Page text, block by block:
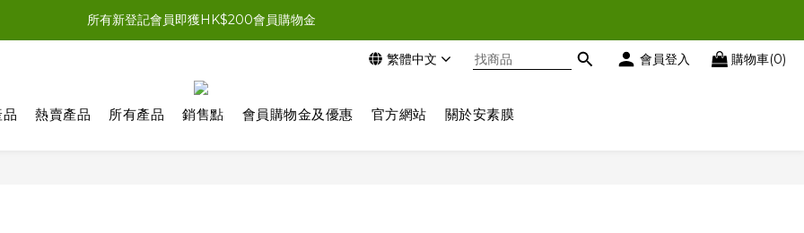
結帳時輸入優惠碼「NEWJOIN100」首單滿＄200 即享HK$100即時扣減優惠
所有新登記會員即獲HK$200會員購物金
結帳時輸入優惠碼「NEWJOIN100」首單滿＄200 即享HK$100即時扣減優惠
繁體中文 會員登入 購物車(0)
熱賣產品 所有產品 銷售點 會員購物金及優惠 官方網站 關於安素膜